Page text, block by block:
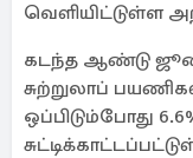
வெளியிட்டுள்ள
கடந்த ஆண்டு
சுற்றுலாப்
ஒப்பிடும்போது